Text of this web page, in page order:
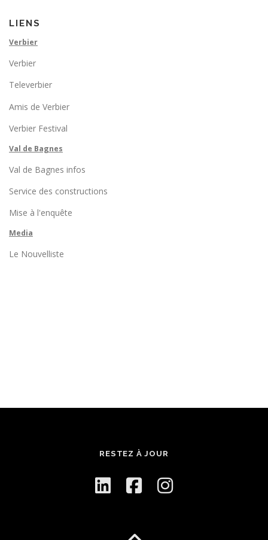
LIENS
Verbier
Verbier
Televerbier
Amis de Verbier
Verbier Festival
Val de Bagnes
Val de Bagnes infos
Service des constructions
Mise à l'enquête
Media
Le Nouvelliste
RESTEZ À JOUR